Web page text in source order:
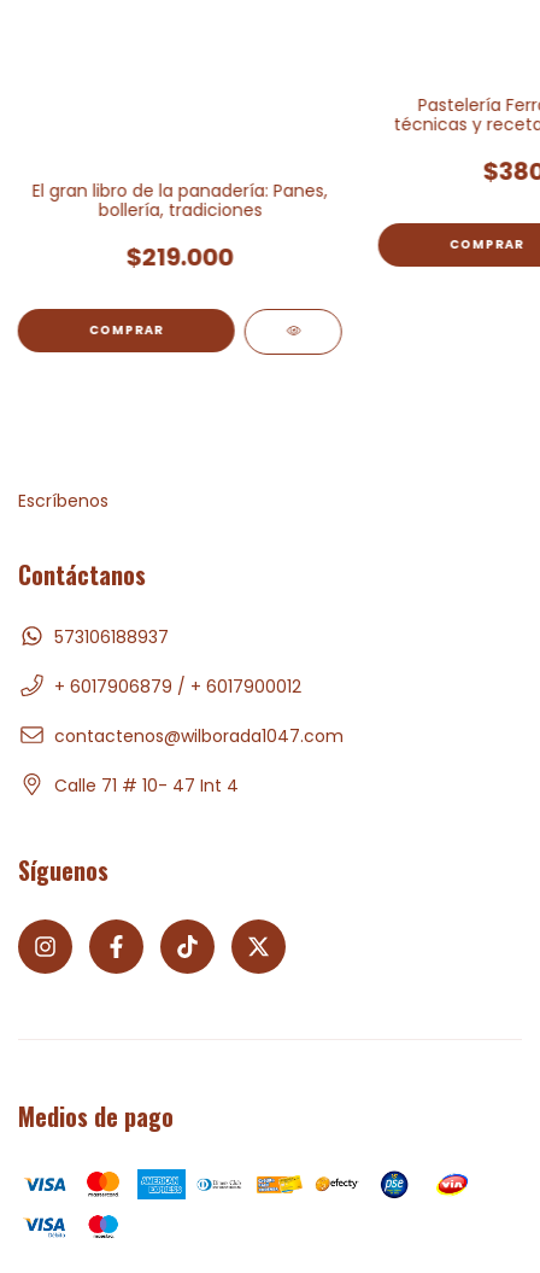
El gran libro de la panadería: Panes,
bollería, tradiciones
$219.000
Pastelería
técnicas y
Escríbenos
Contáctanos
573106188937
+ 6017906879 / + 6017900012
contactenos@wilborada1047.com
Calle 71 # 10- 47 Int 4
Síguenos
Medios de pago